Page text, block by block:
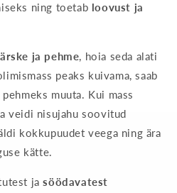
ning toetab loovust ja
ja pehme, hoia seda alati
peaks kuivama, saab
muuta. Kui mass
veidi nisujahu soovitud
kokkupuudet veega ning ära
kätte.
jasöödavatest